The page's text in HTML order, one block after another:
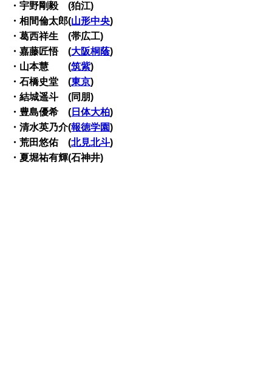
・宇野剛毅 (狛江)
・相間倫太郎(山形中央)
・葛西祥生 (帯広工)
・嘉藤匠悟 (大阪桐蔭)
・山本慧 (筑紫)
・石橋史堂 (東京)
・結城遥斗 (同朋)
・豊島優希 ( 日体大柏)
・清水英乃介(報徳学園)
・荒田悠佑 (北見北斗)
・夏堀祐有輝(石神井)